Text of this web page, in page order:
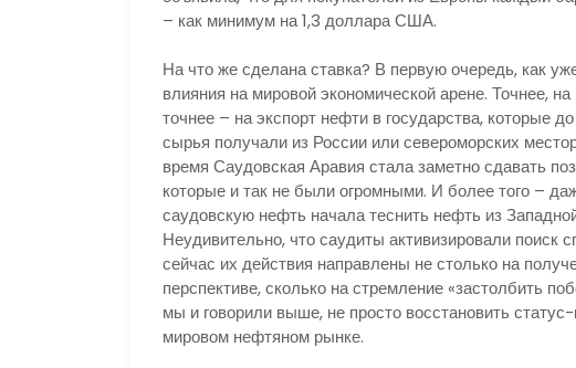
– как минимум на 1,3 доллара США.
На что же сделана ставка? В первую очередь, как
влияния на мировой экономической арене. Точнее,
точнее – на экспорт нефти в государства, которые
сырья получали из России или североморских
время Саудовская Аравия стала заметно сдавать
которые и так не были огромными. И более того –
саудовскую нефть начала теснить нефть из
Неудивительно, что саудиты активизировали поиск
сейчас их действия направлены не столько на
перспективе, сколько на стремление «застолбить
мы и говорили выше, не просто восстановить
мировом нефтяном рынке.